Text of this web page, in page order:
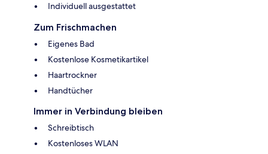
Individuell ausgestattet
Zum Frischmachen
Eigenes Bad
Kostenlose Kosmetikartikel
Haartrockner
Handtücher
Immer in Verbindung bleiben
Schreibtisch
Kostenloses WLAN